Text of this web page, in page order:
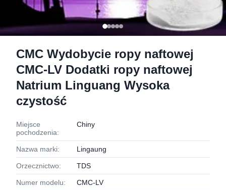
CMC Wydobycie ropy naftowej
CMC-LV Dodatki ropy naftowej
Natrium Linguang Wysoka
czystość
Miejsce
pochodzenia:
Chiny
Nazwa marki: Lingaung
Orzecznictwo: TDS
Numer modelu: CMC-LV